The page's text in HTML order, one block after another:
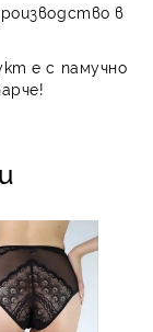
в
е с памучно